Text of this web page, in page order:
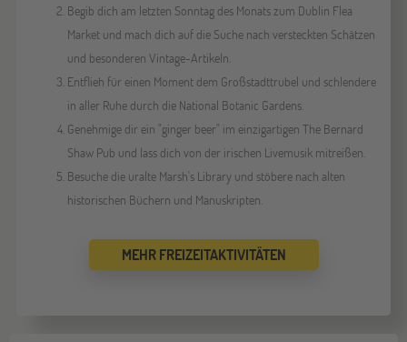
Begib dich am letzten Sonntag des Monats zum Dublin Flea
Market und mach dich auf die Suche nach versteckten Schätzen
und besonderen Vintage-Artikeln.
Entflieh für einen Moment dem Großstadttrubel und schlendere
in aller Ruhe durch die National Botanic Gardens.
Genehmige dir ein "ginger beer" im einzigartigen The Bernard
Shaw Pub und lass dich von der irischen Livemusik mitreißen.
Besuche die uralte Marsh's Library und stöbere nach alten
historischen Büchern und Manuskripten.
MEHR FREIZEITAKTIVITÄTEN